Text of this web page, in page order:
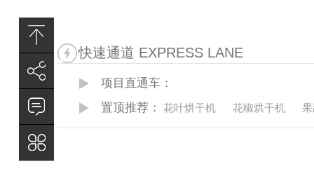
快速通道 EXPRESS LANE
项目直通车：
置顶推荐：
花叶烘干机 花椒烘干机